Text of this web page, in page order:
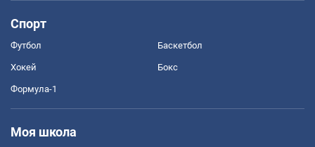
Спорт
Футбол Баскетбол
Хокей Бокс
Формула-1
Моя школа